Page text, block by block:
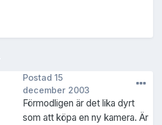
Postad 15
december 2003
Förmodligen är det lika dyrt
som att köpa en ny kamera. Är